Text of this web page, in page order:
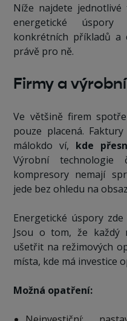
Níže najdete
energetické úspory
konkrétních příkladů a
právě pro ně.
Firmy a
Ve většině firem
pouze placená.
málokdo ví, kde
Výrobní technologie
kompresory nemají
jede bez ohledu na
Energetické úspory
Jsou o tom, že každý
ušetřit na režimových
místa, kde má investice
Možná opatření: